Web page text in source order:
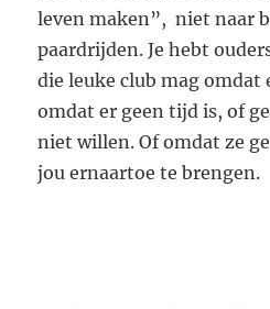
leven maken”, niet naar
paardrijden. Je hebt
die leuke club mag omdat
omdat er geen tijd is, of
niet willen. Of omdat ze
jou ernaartoe te brengen.